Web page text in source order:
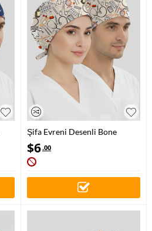
Şifa Evreni Desenli Bone
(Cotton Likra Kumaş)
$6.00